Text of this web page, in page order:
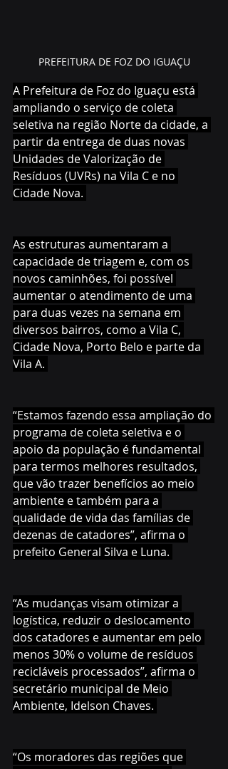
PREFEITURA DE FOZ DO IGUAÇU
A Prefeitura de Foz do Iguaçu está
ampliando o serviço de coleta
seletiva na região Norte da cidade, a
partir da entrega de duas novas
Unidades de Valorização de
Resíduos (UVRs) na Vila C e no
Cidade Nova.
As estruturas aumentaram a
capacidade de triagem e, com os
novos caminhões, foi possível
aumentar o atendimento de uma
para duas vezes na semana em
diversos bairros, como a Vila C,
Cidade Nova, Porto Belo e parte da
Vila A.
“Estamos fazendo essa ampliação do
programa de coleta seletiva e o
apoio da população é fundamental
para termos melhores resultados,
que vão trazer benefícios ao meio
ambiente e também para a
qualidade de vida das famílias de
dezenas de catadores”, afirma o
prefeito General Silva e Luna.
“As mudanças visam otimizar a
logística, reduzir o deslocamento
dos catadores e aumentar em pelo
menos 30% o volume de resíduos
recicláveis processados”, afirma o
secretário municipal de Meio
Ambiente, Idelson Chaves.
“Os moradores das regiões que